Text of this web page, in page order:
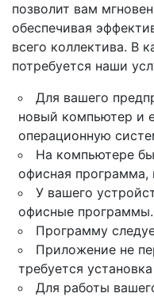
позволит вам
обеспечивая
всего коллектива. В
потребуется наши
Для вашего
новый компьютер и
операционную
На компьютере
офисная программа,
У вашего
офисные программы.
Программу
Приложение не
требуется
Для работы